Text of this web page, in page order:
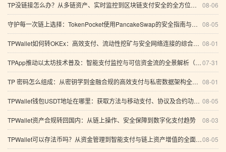
08-06
TP没链接怎么办？从多链资产、实时监控到区块链支付安全的全方位分析
08-05
守护每一次链上选择：TokenPocket使用PancakeSwap的安全指南与智能支付思考
08-01
TPWallet如何转OKEx：高效支付、流动性挖矿与安全网络连接的综合指南
07-31
TPApp推动以太坊技术普及：智能支付监控与可信资金流的全景解析（行业、创新与趋势）
08-01
TP 密码怎么组成：从密钥学到金融合规的高效支付与私密数据架构全景解析（含多链资产交易方案）
08-05
TPWallet钱包USDT地址在哪里：获取方法与移动支付、协议及合约功能全面解析
08-03
TPWallet资产合规转回国内：从链上操作、安全保障到数字化支付趋势
08-05
TPWallet可以存法币吗？从资金管理到智能支付与链上资产增值的全面分析